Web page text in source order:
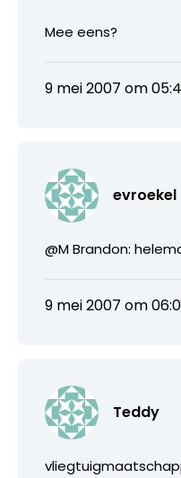
Mee eens?
9 mei 2007 om
evroekel
@M Brandon:
9 mei 2007 om
Teddy